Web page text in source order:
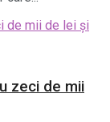
zeci de mii